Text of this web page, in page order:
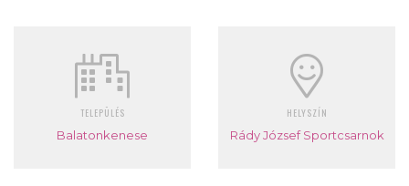
TELEPÜLÉS
Balatonkenese
HELYSZÍN
Rády József Sportcsarnok